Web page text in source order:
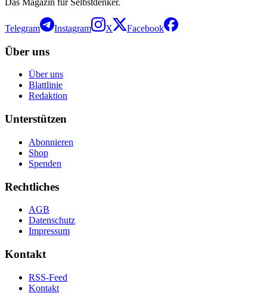
Das Magazin für Selbstdenker.
Telegram Instagram X Facebook
Über uns
Über uns
Blattlinie
Redaktion
Unterstützen
Abonnieren
Shop
Spenden
Rechtliches
AGB
Datenschutz
Impressum
Kontakt
RSS-Feed
Kontakt